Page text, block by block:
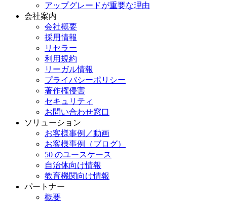
アップグレードが重要な理由
会社案内
会社概要
採用情報
リセラー
利用規約
リーガル情報
プライバシーポリシー
著作権侵害
セキュリティ
お問い合わせ窓口
ソリューション
お客様事例／動画
お客様事例（ブログ）
50 のユースケース
自治体向け情報
教育機関向け情報
パートナー
概要